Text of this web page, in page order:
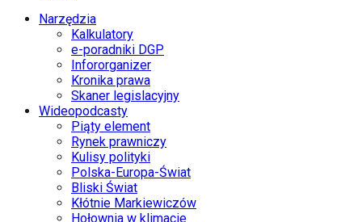
Narzędzia
Kalkulatory
e-poradniki DGP
Infororganizer
Kronika prawa
Skaner legislacyjny
Wideopodcasty
Piąty element
Rynek prawniczy
Kulisy polityki
Polska-Europa-Świat
Bliski Świat
Kłótnie Markiewiczów
Hołownia w klimacie